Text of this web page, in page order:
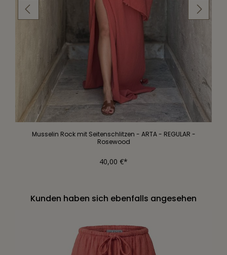
Musselin Rock mit Seitenschlitzen - ARTA - REGULAR -
Rosewood
40,00 €*
Kunden haben sich ebenfalls angesehen